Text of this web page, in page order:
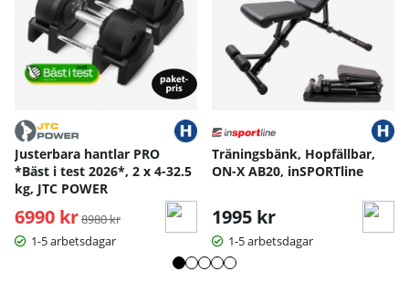
Justerbara hantlar PRO
*Bäst i test 2026*, 2 x 4-32.5
kg, JTC POWER
6990 kr Ordinarie pris:
8980 kr
1-5 arbetsdagar
Träningsbänk, Hopfällbar,
ON-X AB20, inSPORTline
1995 kr
1-5 arbetsdagar